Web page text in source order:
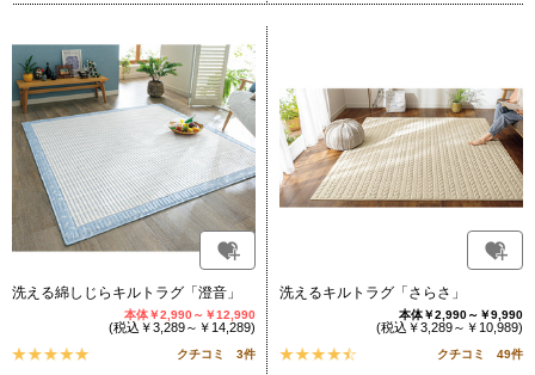
洗える綿しじらキルトラグ「澄音」
本体￥2,990～￥12,990
(税込￥3,289～￥14,289)
クチコミ 3件
洗えるキルトラグ「さらさ」
本体￥2,990～￥9,990
(税込￥3,289～￥10,989)
クチコミ 49件